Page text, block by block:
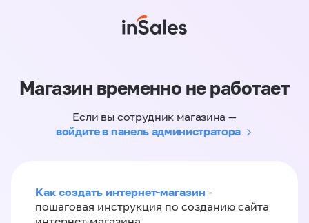
Магазин временно не работает
Если вы сотрудник магазина —
войдите в панель администратора
Как создать интернет-магазин -
пошаговая инструкция по созданию сайта